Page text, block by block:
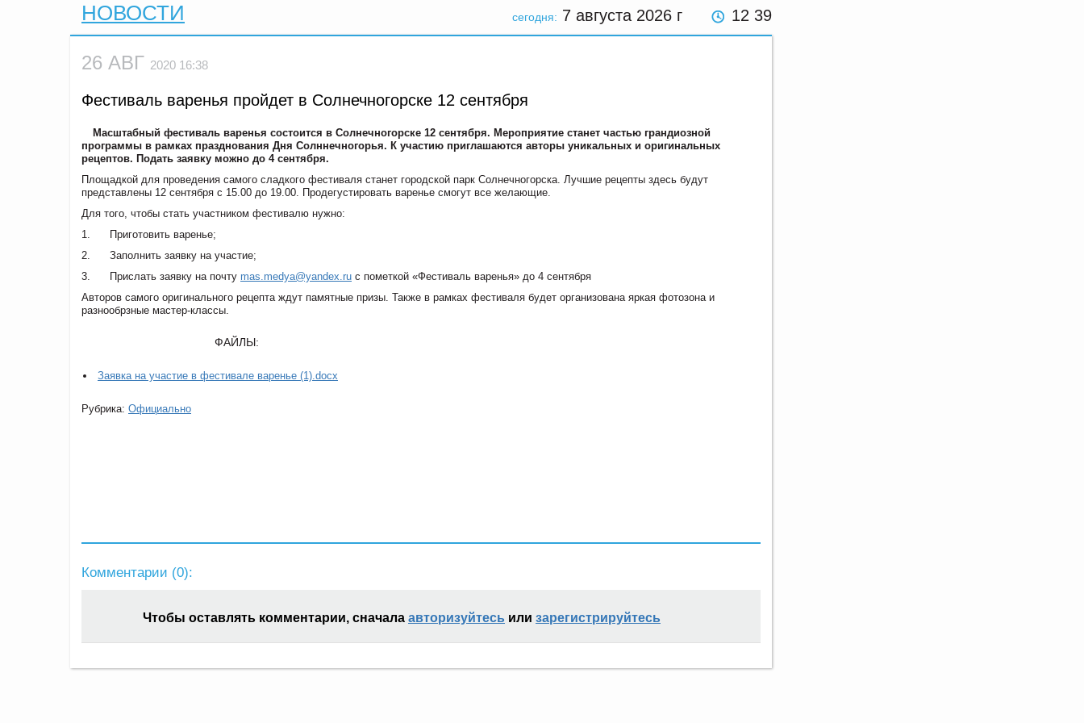
сегодня: 7 августа 2026 г 12 39
НОВОСТИ
26 АВГ 2020 16:38
Фестиваль варенья пройдет в Солнечногорске 12 сентября
Масштабный фестиваль варенья состоится в Солнечногорске 12 сентября. Мероприятие станет частью грандиозной
программы в рамках празднования Дня Солннечногорья. К участию приглашаются авторы уникальных и оригинальных
рецептов. Подать заявку можно до 4 сентября.
Площадкой для проведения самого сладкого фестиваля станет городской парк Солнечногорска. Лучшие рецепты здесь будут
представлены 12 сентября с 15.00 до 19.00. Продегустировать варенье смогут все желающие.
Для того, чтобы стать участником фестивалю нужно:
1. Приготовить варенье;
2. Заполнить заявку на участие;
3. Прислать заявку на почту mas.medya@yandex.ru c пометкой «Фестиваль варенья» до 4 сентября
Авторов самого оригинального рецепта ждут памятные призы. Также в рамках фестиваля будет организована яркая фотозона и
разнообрзные мастер-классы.
ФАЙЛЫ:
Заявка на участие в фестивале варенье (1).docx
Рубрика: Официально
Комментарии (0):
Чтобы оставлять комментарии, сначала авторизуйтесь или зарегистрируйтесь